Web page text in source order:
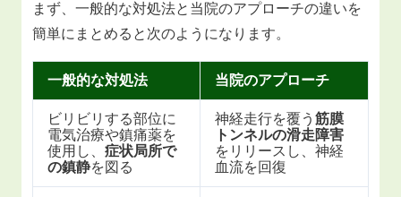
まず、一般的な対処法と当院のアプローチの違いを
簡単にまとめると次のようになります。
一般的な対処法 当院のアプローチ
ビリビリする部位に
電気治療や鎮痛薬を
使用し、 症状局所で
の鎮静を図る
神経走行を覆う 筋膜
トンネルの滑走障害
をリリースし、神経
血流を回復